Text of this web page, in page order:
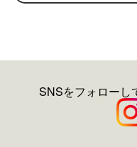
SNSをフォローし